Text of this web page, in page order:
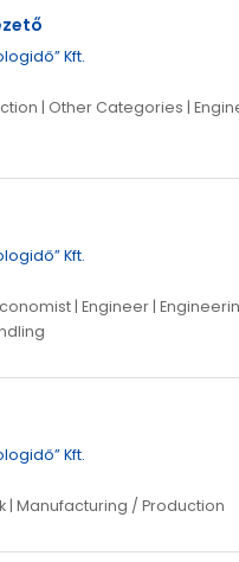
Kft.
| Other Categories |
Kft.
| Engineer |
Kft.
| Manufacturing / Production